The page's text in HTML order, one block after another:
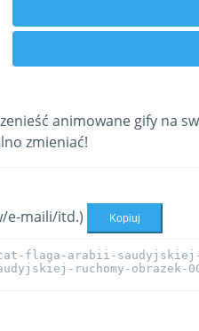
animowane gify na
zmieniać!
e-maili/itd.) Kopiuj